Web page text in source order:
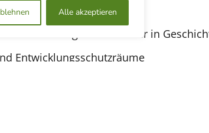
Alle akzeptieren
Tag, Woche und Jahr
und wesensgerechte Bilder in
Entwicklungsschutzräume